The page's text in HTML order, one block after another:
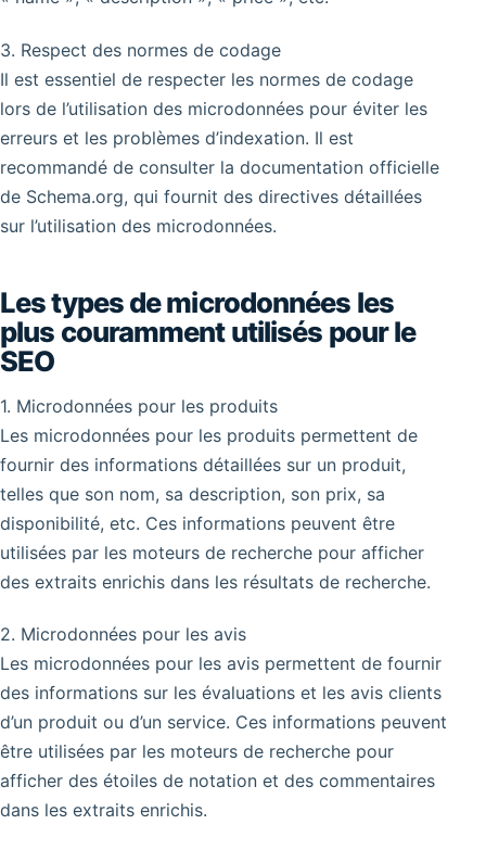
3. Respect des normes de codage
Il est essentiel de respecter les normes de codage
lors de l’utilisation des microdonnées pour éviter les
erreurs et les problèmes d’indexation. Il est
recommandé de consulter la documentation officielle
de Schema.org, qui fournit des directives détaillées
sur l’utilisation des microdonnées.
Les types de microdonnées les
plus couramment utilisés pour le
SEO
1. Microdonnées pour les produits
Les microdonnées pour les produits permettent de
fournir des informations détaillées sur un produit,
telles que son nom, sa description, son prix, sa
disponibilité, etc. Ces informations peuvent être
utilisées par les moteurs de recherche pour afficher
des extraits enrichis dans les résultats de recherche.
2. Microdonnées pour les avis
Les microdonnées pour les avis permettent de fournir
des informations sur les évaluations et les avis clients
d’un produit ou d’un service. Ces informations peuvent
être utilisées par les moteurs de recherche pour
afficher des étoiles de notation et des commentaires
dans les extraits enrichis.